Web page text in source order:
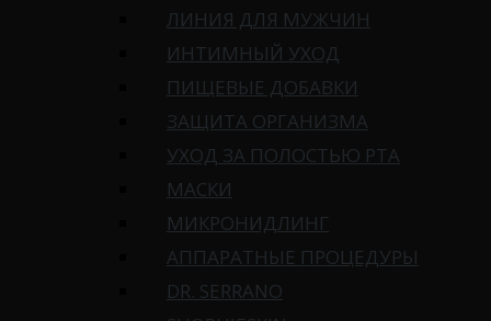
ЛИНИЯ ДЛЯ МУЖЧИН
ИНТИМНЫЙ УХОД
ПИЩЕВЫЕ ДОБАВКИ
ЗАЩИТА ОРГАНИЗМА
УХОД ЗА ПОЛОСТЬЮ РТА
МАСКИ
МИКРОНИДЛИНГ
АППАРАТНЫЕ ПРОЦЕДУРЫ
DR. SERRANO